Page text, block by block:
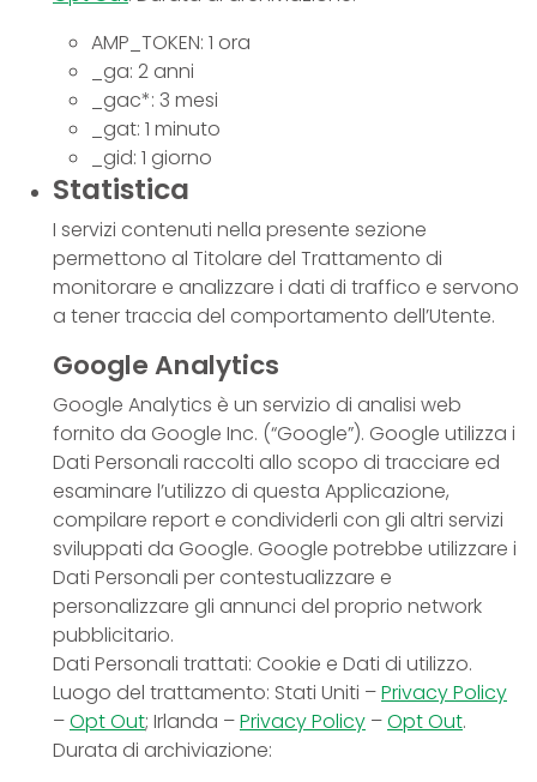
AMP_TOKEN: 1 ora
_ga: 2 anni
_gac*: 3 mesi
_gat: 1 minuto
_gid: 1 giorno
Statistica
I servizi contenuti nella presente sezione
permettono al Titolare del Trattamento di
monitorare e analizzare i dati di traffico e servono
a tener traccia del comportamento dell’Utente.
Google Analytics
Google Analytics è un servizio di analisi web
fornito da Google Inc. (“Google”). Google utilizza i
Dati Personali raccolti allo scopo di tracciare ed
esaminare l’utilizzo di questa Applicazione,
compilare report e condividerli con gli altri servizi
sviluppati da Google. Google potrebbe utilizzare i
Dati Personali per contestualizzare e
personalizzare gli annunci del proprio network
pubblicitario.
Dati Personali trattati: Cookie e Dati di utilizzo.
Luogo del trattamento: Stati Uniti –Privacy Policy
–Opt Out; Irlanda –Privacy Policy –Opt Out.
Durata di archiviazione: